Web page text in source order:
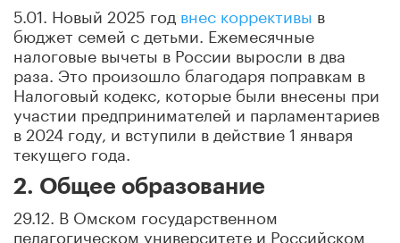
5.01. Новый 2025 год внес коррективы в
бюджет семей с детьми. Ежемесячные
налоговые вычеты в России выросли в два
раза. Это произошло благодаря поправкам в
Налоговый кодекс, которые были внесены при
участии предпринимателей и парламентариев
в 2024 году, и вступили в действие 1 января
текущего года.
2. Общее образование
29.12. В Омском государственном
педагогическом университете и Российском